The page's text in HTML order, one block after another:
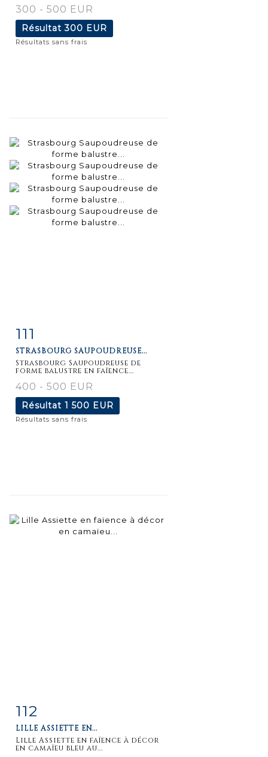
300 - 500 EUR
Résultat300 EUR
Résultats sans frais
111
STRASBOURG SAUPOUDREUSE...
Strasbourg Saupoudreuse de
forme balustre en faïence...
400 - 500 EUR
Résultat 1 500 EUR
Résultats sans frais
détaillée
112
LILLE ASSIETTE EN...
Lille Assiette en faïence à décor
en camaïeu bleu au...